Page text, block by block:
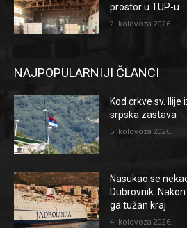
prostor u TUP-u
2. kolovoza 2026.
NAJPOPULARNIJI ČLANCI
Kod crkve sv.
srpska zastava
5. kolovoza 2026.
Nasukao se
Dubrovnik.
ga tužan kraj
4. kolovoza 2026.